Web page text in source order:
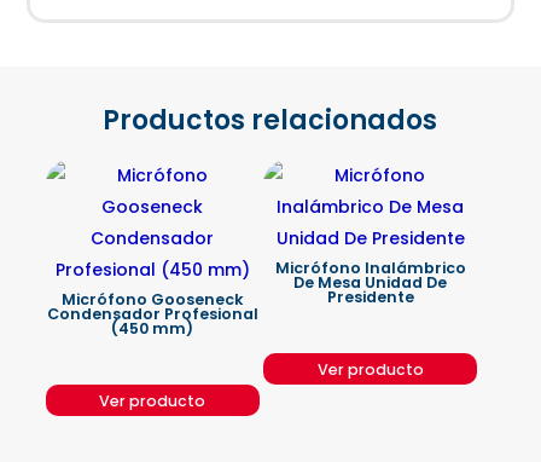
Productos relacionados
Micrófono Gooseneck
Condensador Profesional
(450 mm)
Ver producto
Micrófono Inalámbrico
De Mesa Unidad De
Presidente
Ver producto